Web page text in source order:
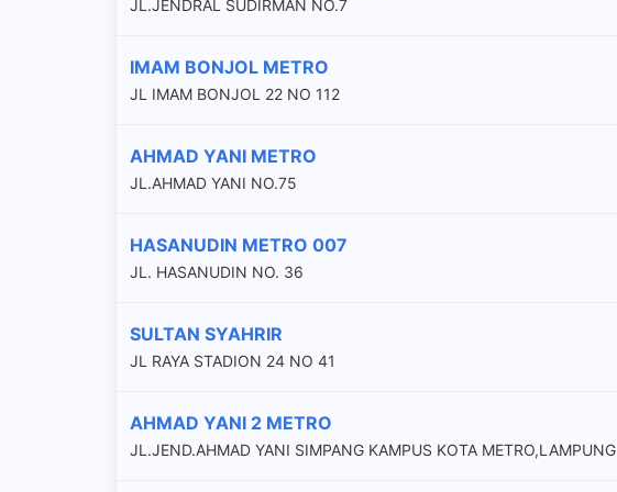
JL.JENDRAL SUDIRMAN NO.7
IMAM BONJOL METRO
JL IMAM BONJOL 22 NO 112
AHMAD YANI METRO
JL.AHMAD YANI NO.75
HASANUDIN METRO 007
JL. HASANUDIN NO. 36
SULTAN SYAHRIR
JL RAYA STADION 24 NO 41
AHMAD YANI 2 METRO
JL.JEND.AHMAD YANI SIMPANG KAMPUS KOTA METRO,LAMPUNG